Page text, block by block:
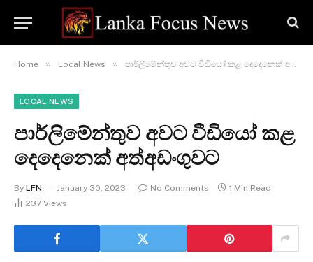
Home » Local News » පාර්ලිමේන්තුව අවට වීඩියෝ කළ දෙදෙනෙක් අත්අඩංගුවට
LOCAL NEWS
පාර්ලිමේන්තුව අවට වීඩියෝ කළ
දෙදෙනෙක් අත්අඩංගුවට
By LFN January 30, 2023 No Comments
1 Min Read
237 Views